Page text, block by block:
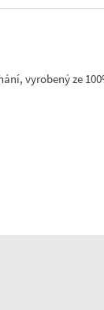
vyrobený ze